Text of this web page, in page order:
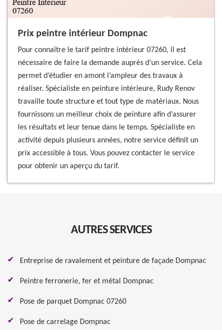
Prix peintre intérieur Dompnac
Pour connaître le tarif peintre intérieur 07260, il est
nécessaire de faire la demande auprès d’un service. Cela
permet d’étudier en amont l’ampleur des travaux à
réaliser. Spécialiste en peinture intérieure, Rudy Renov
travaille toute structure et tout type de matériaux. Nous
fournissons un meilleur choix de peinture afin d’assurer
les résultats et leur tenue dans le temps. Spécialiste en
activité depuis plusieurs années, notre service définit un
prix accessible à tous. Vous pouvez contacter le service
pour obtenir un aperçu du tarif.
AUTRES SERVICES
Entreprise de ravalement et peinture de façade Dompnac
Peintre ferronerie, fer et métal Dompnac
Pose de parquet Dompnac 07260
Pose de carrelage Dompnac